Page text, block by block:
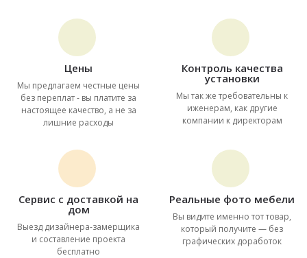
Цены
Мы предлагаем честные цены
без переплат - вы платите за
настоящее качество, а не за
лишние расходы
Контроль качества
установки
Мы так же требовательны к
иженерам, как другие
компании к директорам
Сервис с доставкой на
дом
Выезд дизайнера-замерщика
и составление проекта
бесплатно
Реальные фото мебели
Вы видите именно тот товар,
который получите — без
графических доработок